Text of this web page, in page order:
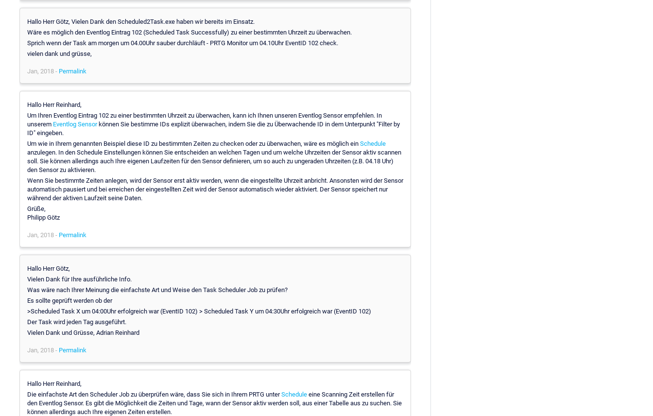
Hallo Herr Götz, Vielen Dank den Scheduled2Task.exe haben wir bereits im Einsatz.
Wäre es möglich den Eventlog Eintrag 102 (Scheduled Task Successfully) zu einer bestimmten Uhrzeit zu überwachen.
Sprich wenn der Task am morgen um 04.00Uhr sauber durchläuft - PRTG Monitor um 04.10Uhr EventID 102 check.
vielen dank und grüsse,
Jan, 2018 - Permalink
Hallo Herr Reinhard,
Um Ihren Eventlog Eintrag 102 zu einer bestimmten Uhrzeit zu überwachen, kann ich Ihnen unseren Eventlog Sensor empfehlen. In
unserem Eventlog Sensorkönnen Sie bestimme IDs explizit überwachen, indem Sie die zu Überwachende ID in dem Unterpunkt "Filter by
ID" eingeben.
Um wie in Ihrem genannten Beispiel diese ID zu bestimmten Zeiten zu checken oder zu überwachen, wäre es möglich ein Schedule
anzulegen. In den Schedule Einstellungen können Sie entscheiden an welchen Tagen und um welche Uhrzeiten der Sensor aktiv scannen
soll. Sie können allerdings auch Ihre eigenen Laufzeiten für den Sensor definieren, um so auch zu ungeraden Uhrzeiten (z.B. 04.18 Uhr)
den Sensor zu aktivieren.
Wenn Sie bestimmte Zeiten anlegen, wird der Sensor erst aktiv werden, wenn die eingestellte Uhrzeit anbricht. Ansonsten wird der Sensor
automatisch pausiert und bei erreichen der eingestellten Zeit wird der Sensor automatisch wieder aktiviert. Der Sensor speichert nur
während der aktiven Laufzeit seine Daten.
Grüße,
Philipp Götz
Jan, 2018 - Permalink
Hallo Herr Götz,
Vielen Dank für Ihre ausführliche Info.
Was wäre nach Ihrer Meinung die einfachste Art und Weise den Task Scheduler Job zu prüfen?
Es sollte geprüft werden ob der
>Scheduled Task X um 04:00Uhr erfolgreich war (EventID 102) > Scheduled Task Y um 04:30Uhr erfolgreich war (EventID 102)
Der Task wird jeden Tag ausgeführt.
Vielen Dank und Grüsse, Adrian Reinhard
Jan, 2018 - Permalink
Hallo Herr Reinhard,
Die einfachste Art den Scheduler Job zu überprüfen wäre, dass Sie sich in Ihrem PRTG unterSchedule eine Scanning Zeit erstellen für
den Eventlog Sensor. Es gibt die Möglichkeit die Zeiten und Tage, wann der Sensor aktiv werden soll, aus einer Tabelle aus zu suchen. Sie
können allerdings auch Ihre eigenen Zeiten erstellen.